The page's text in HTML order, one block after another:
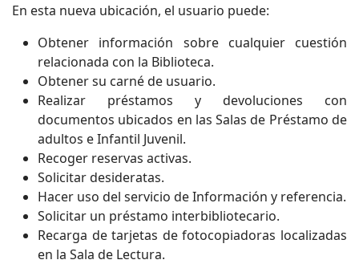
En esta nueva ubicación, el usuario puede:
Obtener información sobre cualquier cuestión
relacionada con la Biblioteca.
Obtener su carné de usuario.
Realizar préstamos y devoluciones con
documentos ubicados en las Salas de Préstamo de
adultos e Infantil Juvenil.
Recoger reservas activas.
Solicitar desideratas.
Hacer uso del servicio de Información y referencia.
Solicitar un préstamo interbibliotecario.
Recarga de tarjetas de fotocopiadoras localizadas
en la Sala de Lectura.